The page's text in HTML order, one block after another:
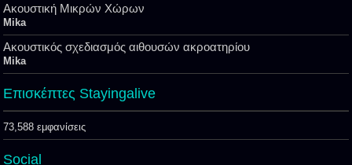
Ακουστική Μικρών Χώρων
Mika
Ακουστικός σχεδιασμός αιθουσών ακροατηρίου
Mika
Επισκέπτες Stayingalive
73,588 εμφανίσεις
Social